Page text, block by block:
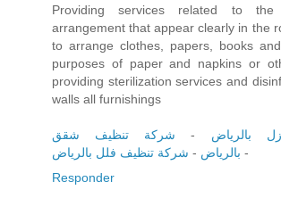
Providing services related to the
arrangement that appear clearly in the
to arrange clothes, papers, books
purposes of paper and napkins or
providing sterilization services and
walls all furnishings
بالرياض - شركة تنظيف شقق
بالرياض - شركة تنظيف فلل بالرياض
-
Responder